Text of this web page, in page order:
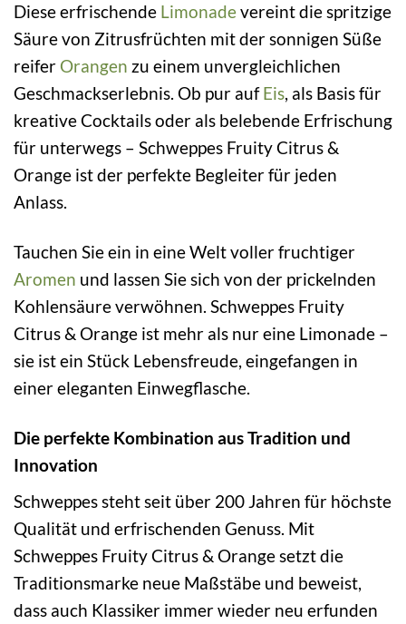
Diese erfrischende Limonadevereint die spritzige
Säure von Zitrusfrüchten mit der sonnigen Süße
reifer Orangen zu einem unvergleichlichen
Geschmackserlebnis. Ob pur aufEis, als Basis für
kreative Cocktails oder als belebende Erfrischung
für unterwegs – Schweppes Fruity Citrus &
Orange ist der perfekte Begleiter für jeden
Anlass.
Tauchen Sie ein in eine Welt voller fruchtiger
Aromen und lassen Sie sich von der prickelnden
Kohlensäure verwöhnen. Schweppes Fruity
Citrus & Orange ist mehr als nur eine Limonade –
sie ist ein Stück Lebensfreude, eingefangen in
einer eleganten Einwegflasche.
Die perfekte Kombination aus Tradition und
Innovation
Schweppes steht seit über 200 Jahren für höchste
Qualität und erfrischenden Genuss. Mit
Schweppes Fruity Citrus & Orange setzt die
Traditionsmarke neue Maßstäbe und beweist,
dass auch Klassiker immer wieder neu erfunden